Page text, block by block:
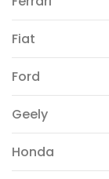
Fiat
Ford
Geely
Honda